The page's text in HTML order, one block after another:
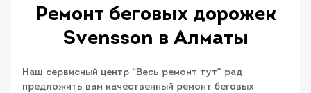
Ремонт беговых дорожек
Svensson в Алматы
Наш сервисный центр “Весь ремонт тут” рад
предложить вам качественный ремонт беговых